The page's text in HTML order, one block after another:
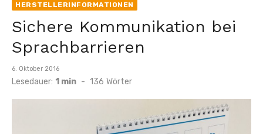
HERSTELLERINFORMATIONEN
Sichere Kommunikation bei
Sprachbarrieren
Veröffentlicht
am
6. Oktober 2016
Lesedauer: 1 min - 136 Wörter